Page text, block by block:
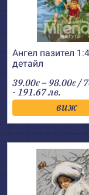
Ангел пазител
детайл
39.00€ – 98.00€ /
- 191.67 лв.
виж